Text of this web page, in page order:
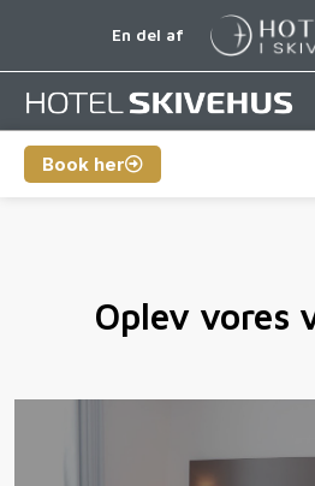
En del af
Book her
Oplev vores